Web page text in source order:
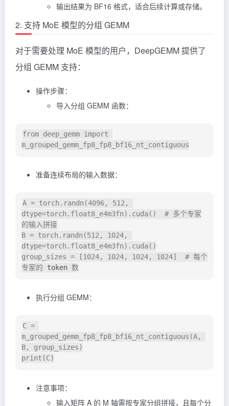
输出结果为 BF16 格式，适合后续计算或存储。
2. 支持 MoE 模型的分组 GEMM
对于需要处理 MoE 模型的用户，DeepGEMM 提供了
分组 GEMM 支持：
操作步骤：
导入分组 GEMM 函数：
from deep_gemm import
准备连续布局的输入数据：
A = torch.randn(4096, 512,
dtype=torch.float8_e4m3fn).cuda()  # 多个专家
的输入拼接
B = torch.randn(512, 1024,
dtype=torch.float8_e4m3fn).cuda()
group_sizes = [1024, 1024, 1024, 1024]  # 每个
专家的 token
执行分组 GEMM：
C =
m_grouped_gemm_fp8_fp8_bf16_nt_contiguous(A,
B, group_sizes)
注意事项：
输入矩阵 A 的 M 轴需按专家分组拼接，且每个分